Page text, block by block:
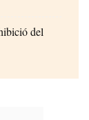
del